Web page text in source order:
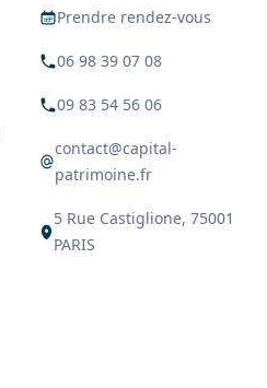
Prendre rendez-vous
06 98 39 07 08
09 83 54 56 06
contact@capital-
patrimoine.fr
5 Rue Castiglione, 75001
PARIS